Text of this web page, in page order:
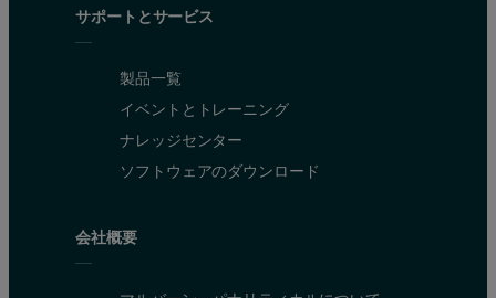
サポートとサービス
製品一覧
イベントとトレーニング
ナレッジセンター
ソフトウェアのダウンロード
会社概要